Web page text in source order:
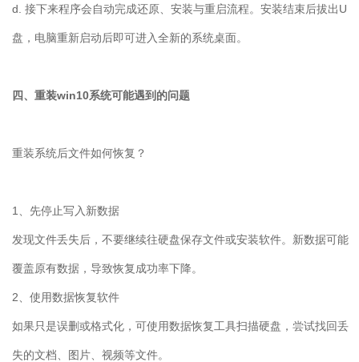
d. 接下来程序会自动完成还原、安装与重启流程。安装结束后拔出U
盘，电脑重新启动后即可进入全新的系统桌面。
四、重装win10系统可能遇到的问题
重装系统后文件如何恢复？
1 、先停止写入新数据
发现文件丢失后，不要继续往硬盘保存文件或安装软件。新数据可能
覆盖原有数据，导致恢复成功率下降。
2 、使用数据恢复软件
如果只是误删或格式化，可使用数据恢复工具扫描硬盘，尝试找回丢
失的文档、图片、视频等文件。